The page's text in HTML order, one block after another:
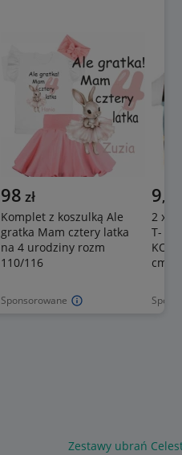
Sponsorowane
98 zł
Komplet z koszulką Ale
gratka Mam cztery latka
na 4 urodziny rozm
110/116
9,
2 x
T-
cm
Zestawy ubrań